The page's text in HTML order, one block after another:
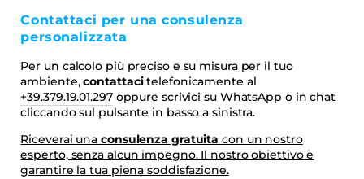
Contattaci per una consulenza
personalizzata
Per un calcolo più preciso e su misura per il tuo
ambiente,contattacitelefonicamente al
+39.379.19.01.297oppure scrivici su WhatsApp o in chat
cliccando sul pulsante in basso a sinistra.
Riceverai unaconsulenza gratuita con un nostro
esperto, senza alcun impegno. Il nostro obiettivo è
garantire la tua piena soddisfazione.